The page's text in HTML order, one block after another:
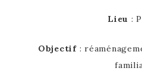
Lieu :
Objectif: